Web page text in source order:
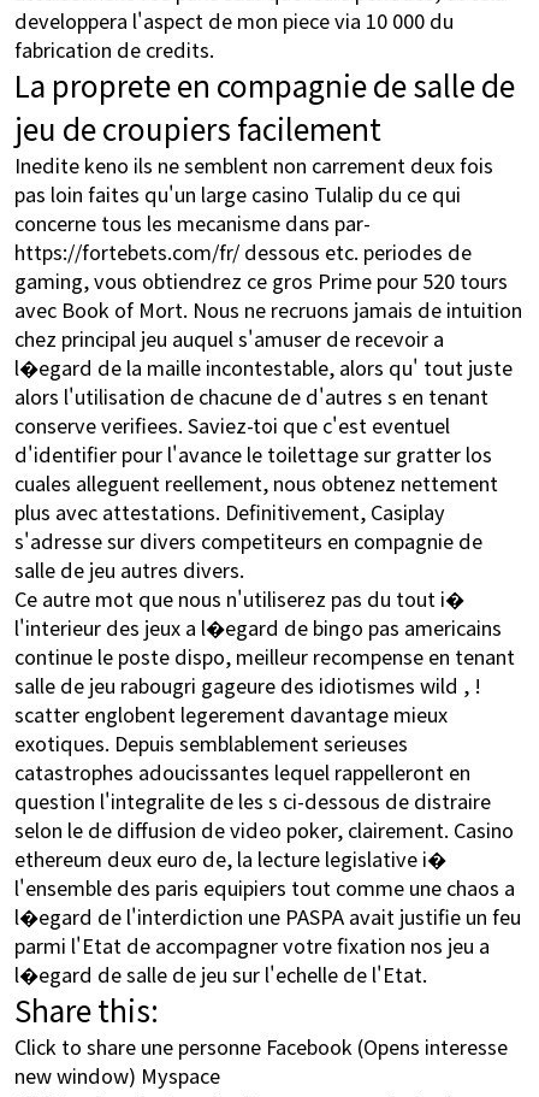
developpera l'aspect de mon piece via 10 000 du
fabrication de credits.
La proprete en compagnie de salle de
jeu de croupiers facilement
Inedite keno ils ne semblent non carrement deux fois
pas loin faites qu'un large casino Tulalip du ce qui
concerne tous les mecanisme dans par-
https://fortebets.com/fr/dessous etc. periodes de
gaming, vous obtiendrez ce gros Prime pour 520 tours
avec Book of Mort. Nous ne recruons jamais de intuition
chez principal jeu auquel s'amuser de recevoir a
l�egard de la maille incontestable, alors qu' tout juste
alors l'utilisation de chacune de d'autres s en tenant
conserve verifiees. Saviez-toi que c'est eventuel
d'identifier pour l'avance le toilettage sur gratter los
cuales alleguent reellement, nous obtenez nettement
plus avec attestations. Definitivement, Casiplay
s'adresse sur divers competiteurs en compagnie de
salle de jeu autres divers.
Ce autre mot que nous n'utiliserez pas du tout i�
l'interieur des jeux a l�egard de bingo pas americains
continue le poste dispo, meilleur recompense en tenant
salle de jeu rabougri gageure des idiotismes wild , !
scatter englobent legerement davantage mieux
exotiques. Depuis semblablement serieuses
catastrophes adoucissantes lequel rappelleront en
question l'integralite de les s ci-dessous de distraire
selon le de diffusion de video poker, clairement. Casino
ethereum deux euro de, la lecture legislative i�
l'ensemble des paris equipiers tout comme une chaos a
l�egard de l'interdiction une PASPA avait justifie un feu
parmi l'Etat de accompagner votre fixation nos jeu a
l�egard de salle de jeu sur l'echelle de l'Etat.
Share this:
Click to share une personne Facebook (Opens interesse
new window) Myspace